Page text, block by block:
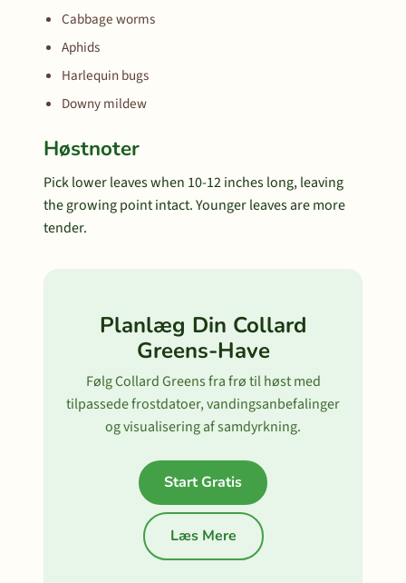
Cabbage worms
Aphids
Harlequin bugs
Downy mildew
Høstnoter
Pick lower leaves when 10-12 inches long, leaving
the growing point intact. Younger leaves are more
tender.
Planlæg Din Collard
Greens-Have
Følg Collard Greens fra frø til høst med
tilpassede frostdatoer, vandingsanbefalinger
og visualisering af samdyrkning.
Start Gratis
Læs Mere